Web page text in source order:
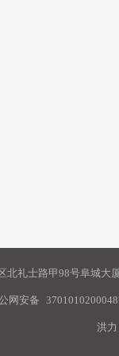
北礼士路甲98号阜城
网安备
洪